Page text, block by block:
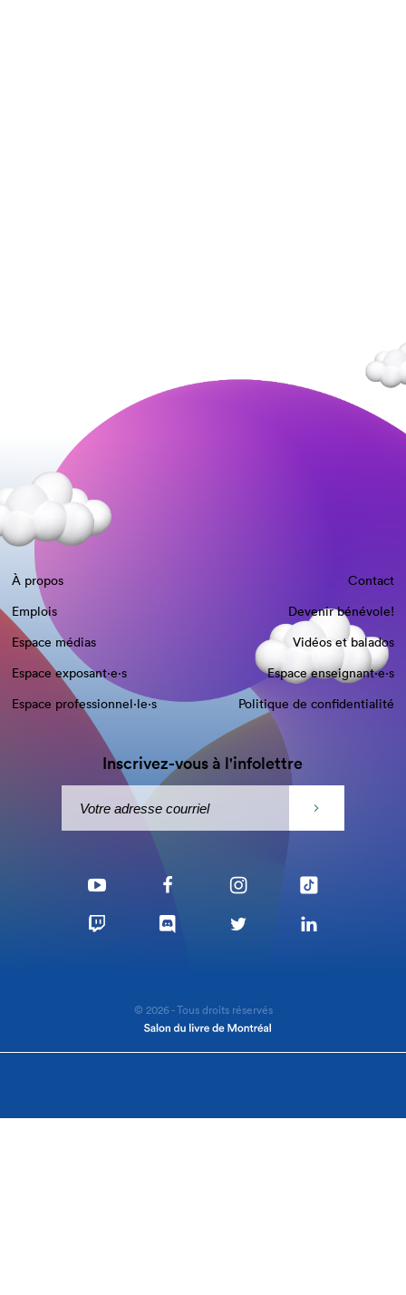
À propos
Contact
Emplois
Devenir bénévole!
Espace médias
Vidéos et balados
Espace exposant·e⋅s
Espace enseignant·e⋅s
Espace professionnel·le⋅s
Politique de confidentialité
Inscrivez-vous à l'infolettre
© 2026 - Tous droits réservés